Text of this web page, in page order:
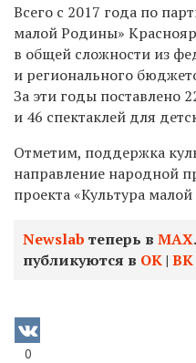
Всего с 2017 года по
малой Родины»
в общей сложности из
и регионального
За эти годы поставлено
и 46 спектаклей для
Отметим, поддержка
направление народной
проекта «Культура
Newslab теперь в МАХ
публикуются в ОК| ВК
0